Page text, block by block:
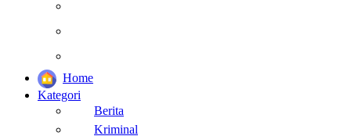
Home
Kategori
Berita
Kriminal